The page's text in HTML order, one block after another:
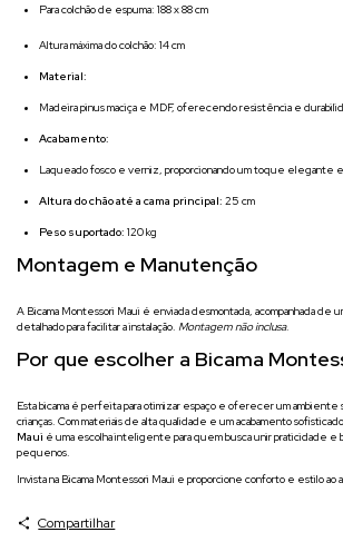
Para colchão de espuma: 188 x 88 cm
Altura máxima do colchão: 14 cm
Material:
Madeira pinus maciça e MDF, oferecendo resistência e
Acabamento:
Laqueado fosco e verniz, proporcionando um toque elegante e
Altura do chão até a cama principal: 25 cm
Peso suportado: 120 kg
Montagem e Manutenção
A Bicama Montessori Maui é enviada desmontada, acompanhada de
detalhado para facilitar a instalação. Montagem não inclusa.
Por que escolher a Bicama
Esta bicama é perfeita para otimizar espaço e oferecer um ambiente
crianças. Com materiais de alta qualidade e um acabamento
Maui é uma escolha inteligente para quem busca unir praticidade e
pequenos.
Invista na Bicama Montessori Maui e proporcione conforto e estilo ao
Compartilhar